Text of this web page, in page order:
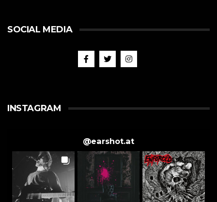
SOCIAL MEDIA
INSTAGRAM
@earshot.at